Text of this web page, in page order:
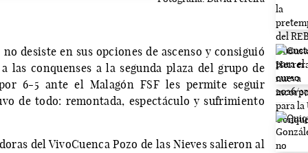
desiste en sus opciones de ascenso y consiguió
las conquenses a la segunda plaza del grupo de
6-5 ante el Malagón FSF les permite seguir
de todo: remontada, espectáculo y sufrimiento
del VivoCuenca Pozo de las Nieves salieron al